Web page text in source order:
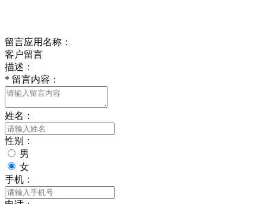
留言应用名称：
客户留言
描述：
* 留言内容：
姓名：
性别：
男
女
手机：